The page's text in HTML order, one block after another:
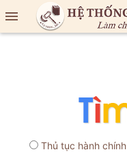

Thủ tục hành chính